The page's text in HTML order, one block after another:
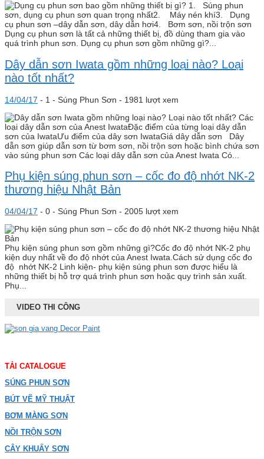
1. Súng phun
sơn, dụng cụ phun sơn quan trọng nhất2. Máy nén khí3. Dụng
cụ phun sơn –dây dẫn sơn, dây dẫn hơi4. Bơm sơn, nồi trộn sơn
Dụng cụ phun sơn là tất cả những thiết bị, đồ dùng tham gia vào
quá trình phun sơn. Dụng cụ phun sơn gồm những gì?...
Dây dẫn sơn Iwata gồm những loại nào? Loại
nào tốt nhất?
14/04/17 - 1 - Súng Phun Sơn - 1981 lượt xem
Các
loại dây dẫn sơn của Anest IwataĐặc điểm của từng loại dây dẫn
sơn của IwataƯu điểm của dây sơn IwataGiá dây dẫn sơn Dây
dẫn sơn giúp dẫn sơn từ bơm sơn, nồi trộn sơn hoặc bình chứa sơn
vào súng phun sơn Các loại dây dẫn sơn của Anest Iwata Có...
Phụ kiện súng phun sơn – cốc đo độ nhớt NK-2
thương hiệu Nhật Bản
04/04/17 - 0 - Súng Phun Sơn - 2005 lượt xem
Phụ kiện súng phun sơn gồm những gì?Cốc đo độ nhớt NK-2 phụ
kiện duy nhất về đo độ nhớt của Anest Iwata.Cách sử dụng cốc đo
độ nhớt NK-2 Linh kiện- phụ kiện súng phun sơn được hiểu là
những thiết bị hỗ trợ quá trình phun sơn hoặc quy trình sản xuất.
Phụ...
VIDEO THI CÔNG
TẢI CATALOGUE
SÚNG PHUN SƠN
BÚT VẼ MỸ THUẬT
BƠM MÀNG SƠN
NỒI TRỘN SƠN
CÂY KHUẤY SƠN